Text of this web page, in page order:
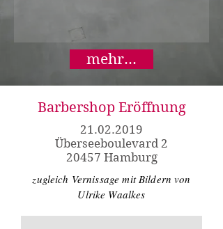
mehr...
Barbershop Eröffnung
21.02.2019
Überseeboulevard 2
20457 Hamburg
zugleich Vernissage mit Bildern von
Ulrike Waalkes